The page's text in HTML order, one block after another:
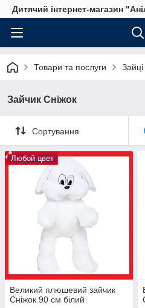
Дитячий інтернет-магазин
Товари та послуги Зайці
Зайчик Сніжок
Сортування
Любой цвет
Великий плюшевий зайчик
Сніжок 90 см білий